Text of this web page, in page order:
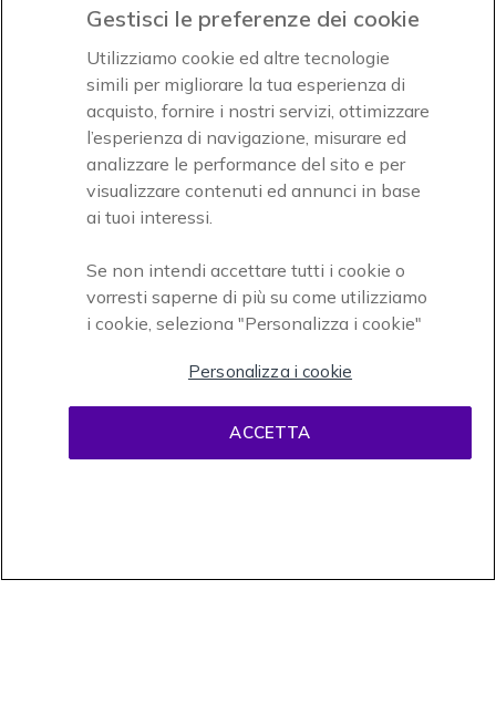
Icon
Icon
Paga facilmente ed in assoluta sicurezza
Accettiamo
Gestisci le preferenze dei cookie
Utilizziamo cookie ed altre tecnologie
simili per migliorare la tua esperienza di
acquisto, fornire i nostri servizi, ottimizzare
l’esperienza di navigazione, misurare ed
analizzare le performance del sito e per
visualizzare contenuti ed annunci in base
ai tuoi interessi.
Se non intendi accettare tutti i cookie o
vorresti saperne di più su come utilizziamo
i cookie, seleziona "Personalizza i cookie"
Personalizza i cookie
ACCETTA